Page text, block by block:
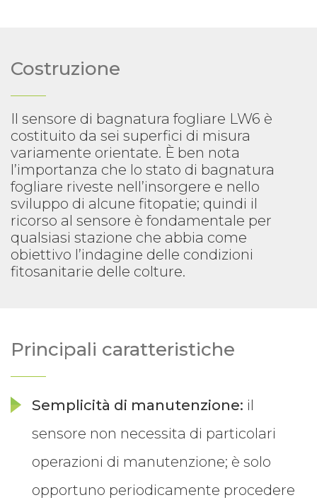
Costruzione
Il sensore di bagnatura fogliare LW6 è
costituito da sei superfici di misura
variamente orientate. Ѐ ben nota
l’importanza che lo stato di bagnatura
fogliare riveste nell’insorgere e nello
sviluppo di alcune fitopatie; quindi il
ricorso al sensore è fondamentale per
qualsiasi stazione che abbia come
obiettivo l’indagine delle condizioni
fitosanitarie delle colture.
Principali caratteristiche
Semplicità di manutenzione: il
sensore non necessita di particolari
operazioni di manutenzione; è solo
opportuno periodicamente procedere